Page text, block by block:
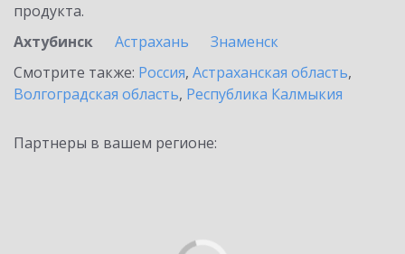
продукта.
Ахтубинск
Астрахань
Знаменск
Смотрите также: Россия, Астраханская область,
Волгоградская область, Республика Калмыкия
Партнеры в вашем регионе: